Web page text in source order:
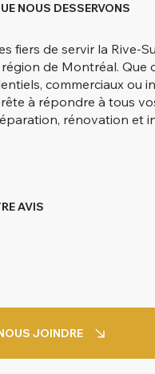
NOUS DESSERVONS
fiers de servir la Rive-
de Montréal. Que
commerciaux ou
à répondre à tous
rénovation et
AVIS
JOINDRE